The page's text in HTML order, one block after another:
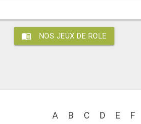
menu_book NOS JEUX DE ROLE
A B C D E F